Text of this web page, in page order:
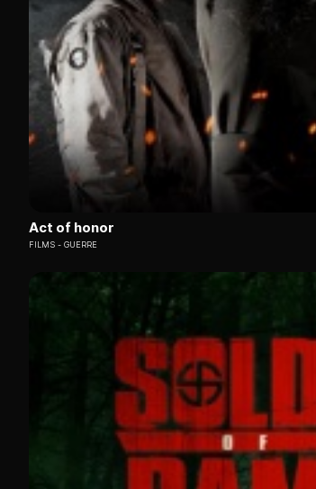
Act of honor
FILMS GUERRE